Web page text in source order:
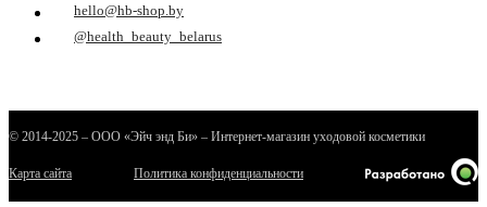
hello@hb-shop.by
@health_beauty_belarus
© 2014-2025 – ООО «Эйч энд Би» – Интернет-магазин уходовой косметики
Карта сайта Политика конфиденциальности